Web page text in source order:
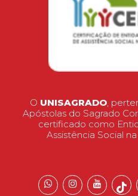
O UNISAGRADO,
Apóstolas do Sagrado
certificado como
Assistência Social